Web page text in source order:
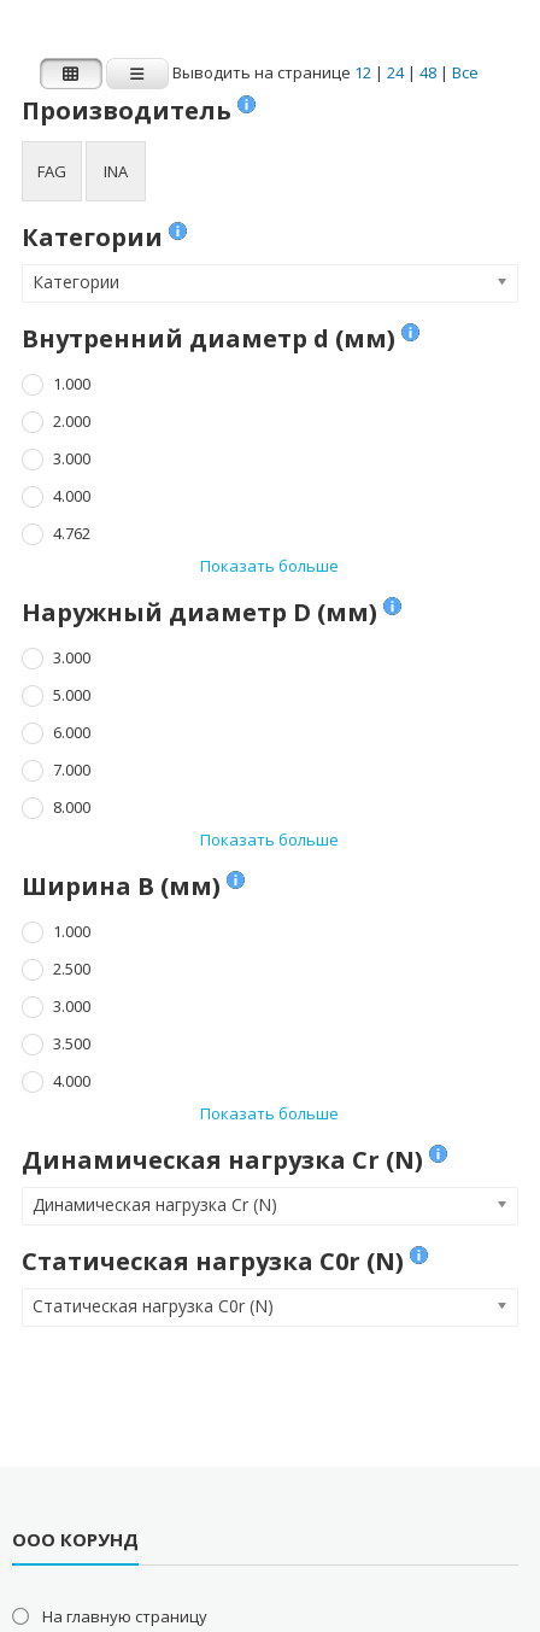
Показать больше
Показать больше
Ширина B (мм)
1.000
4.000
Показать больше
Статическая
нагрузка C0r (N)
Выводить на странице 12 | 24| 48| Все
Производитель
FAG INA
Категории
Категории
Внутренний диаметр d (мм)
1.000
2.000
3.000
4.000
4.762
Показать больше
Наружный диаметр D (мм)
3.000
5.000
6.000
7.000
8.000
Показать больше
Ширина B (мм)
1.000
2.500
3.000
3.500
4.000
Показать больше
Динамическая нагрузка Cr (N)
Динамическая нагрузка Cr (N)
Статическая нагрузка C0r (N)
Статическая нагрузка C0r (N)
ООО КОРУНД
На главную страницу